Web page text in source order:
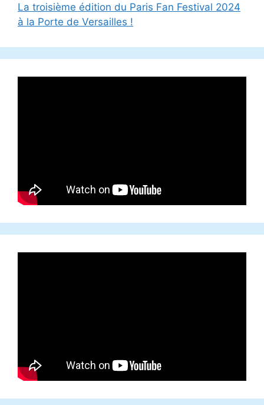
La troisième édition du Paris Fan Festival 2024
à la Porte de Versailles !